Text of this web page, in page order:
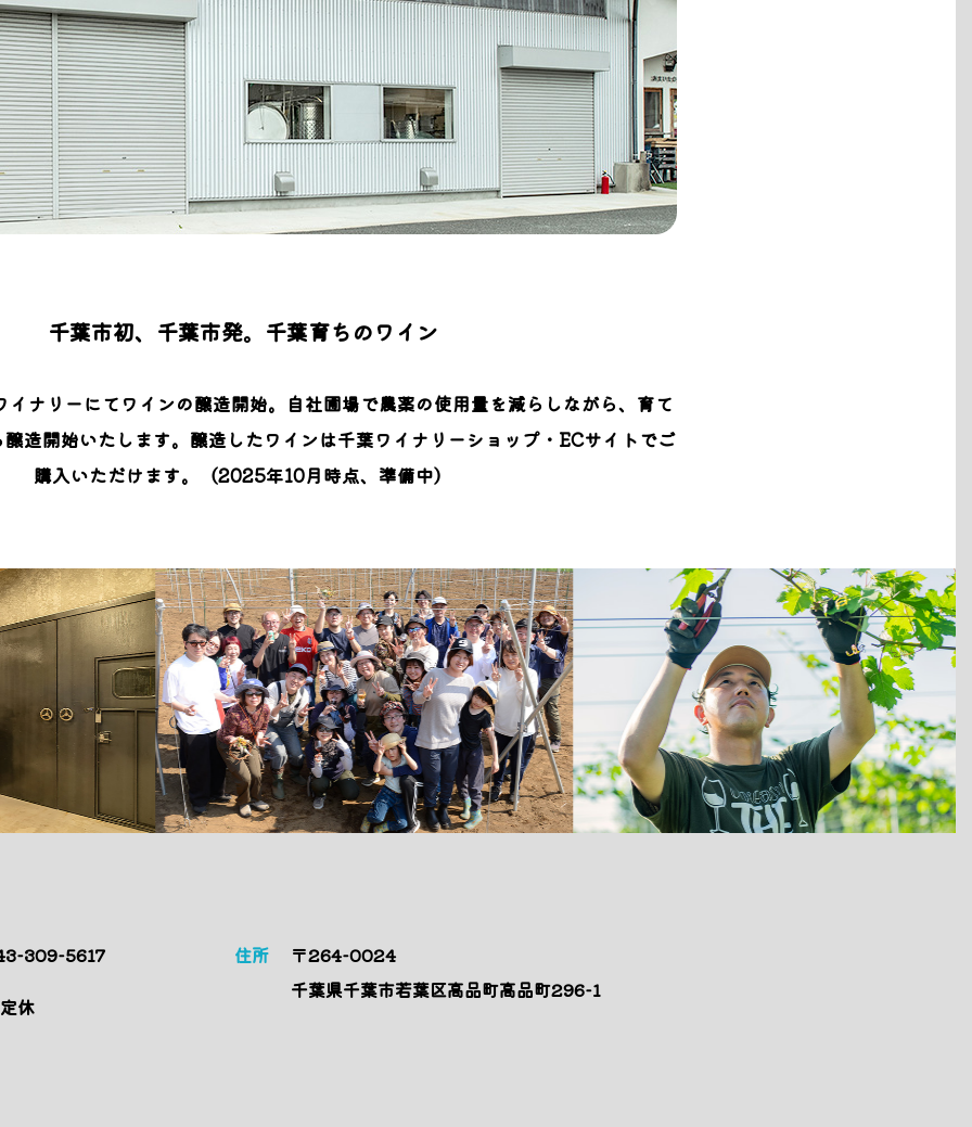
千葉市初、千葉市発。千葉育ちのワイン
ナリーにてワインの醸造開始。自社圃場で農薬の使用量を減らしながら、育て
造開始いたします。醸造したワインは千葉ワイナリーショップ・ECサイトでご
購入いただけます。（2025年10月時点、準備中）
309-5617
休
住所
〒264-0024
千葉県千葉市若葉区高品町高品町296-1